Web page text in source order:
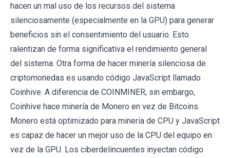
hacen un mal uso de los recursos del sistema
silenciosamente (especialmente en la GPU) para generar
beneficios sin el consentimiento del usuario. Esto
ralentizan de forma significativa el rendimiento general
del sistema. Otra forma de hacer minería silenciosa de
criptomonedas es usando código JavaScript llamado
Coinhive. A diferencia de COINMINER, sin embargo,
Coinhive hace minería de Monero en vez de Bitcoins.
Monero está optimizado para minería de CPU y JavaScript
es capaz de hacer un mejor uso de la CPU del equipo en
vez de la GPU. Los ciberdelincuentes inyectan código